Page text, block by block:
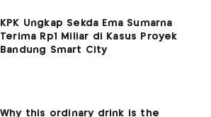
KPK Ungkap Sekda Ema Sumarna
Terima Rp1 Miliar di Kasus Proyek
Bandung Smart City